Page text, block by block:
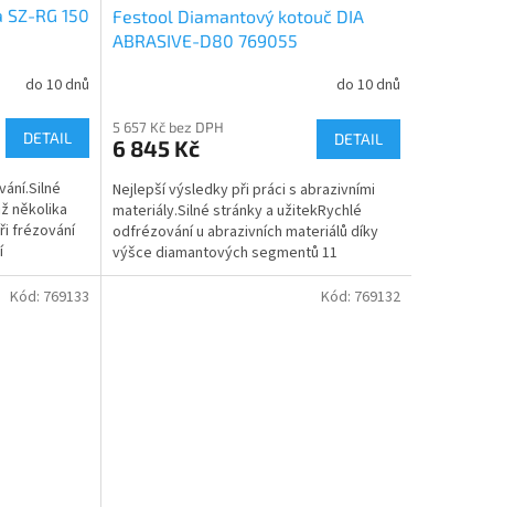
RG 150
do 10 dnů
DETAIL
několika
frézování
Festool Diamantový kotouč DIA
ABRASIVE-D80 769055
do 10 dnů
5 657 Kč bez DPH
6 845 Kč DETAIL
Nejlepší výsledky při práci s abrazivními
materiály.Silné stránky a užitekRychlé
odfrézování u abrazivních materiálů díky
výšce diamantových segmentů 11
mmPrvotřídní materiály a...
Kód: 769133 Kód: 769132